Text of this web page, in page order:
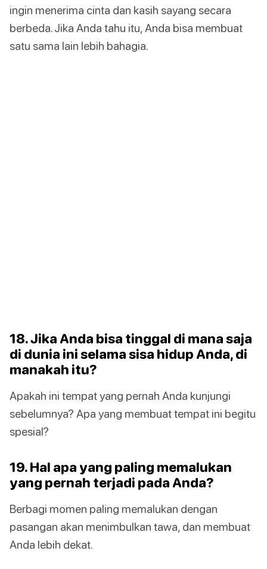
ingin menerima cinta dan kasih sayang secara
berbeda. Jika Anda tahu itu, Anda bisa membuat
satu sama lain lebih bahagia.
18. Jika Anda bisa tinggal di mana saja
di dunia ini selama sisa hidup Anda, di
manakah itu?
Apakah ini tempat yang pernah Anda kunjungi
sebelumnya? Apa yang membuat tempat ini begitu
spesial?
19. Hal apa yang paling memalukan
yang pernah terjadi pada Anda?
Berbagi momen paling memalukan dengan
pasangan akan menimbulkan tawa, dan membuat
Anda lebih dekat.